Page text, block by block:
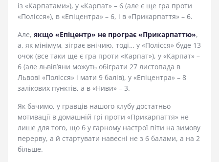
із «Карпатами»), у «Карпат» – 6 (але є ще гра проти
«Полісся»), в «Епіцентра» – 6, і в «Прикарпаття» – 6.
Але, якщо «Епіцентр» не програє «Прикарпаттю»,
а, як мінімум, зіграє внічию, тоді… у «Полісся» буде 13
очок (все таки ще є гра проти «Карпат»), у «Карпат» –
6 (але львів’яни можуть обіграти 27 листопада в
Львові «Полісся» і мати 9 балів), у «Епіцентра» – 8
залікових пунктів, а в «Ниви» – 3.
Як бачимо, у гравців нашого клубу достатньо
мотивації в домашній грі проти «Прикарпаття» не
лише для того, що б у гарному настрої піти на зимову
перерву, а й стартувати навесні не з 6 балами, а на 2
більше.